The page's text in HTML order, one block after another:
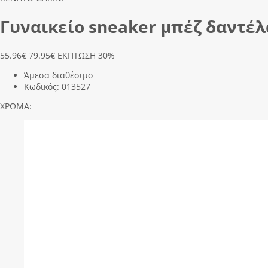
Γυναικείο sneaker μπέζ
55.96€ 79.95€ ΕΚΠΤΩΣΗ 30%
Άμεσα διαθέσιμο
Κωδικός: 013527
ΧΡΩΜΑ: